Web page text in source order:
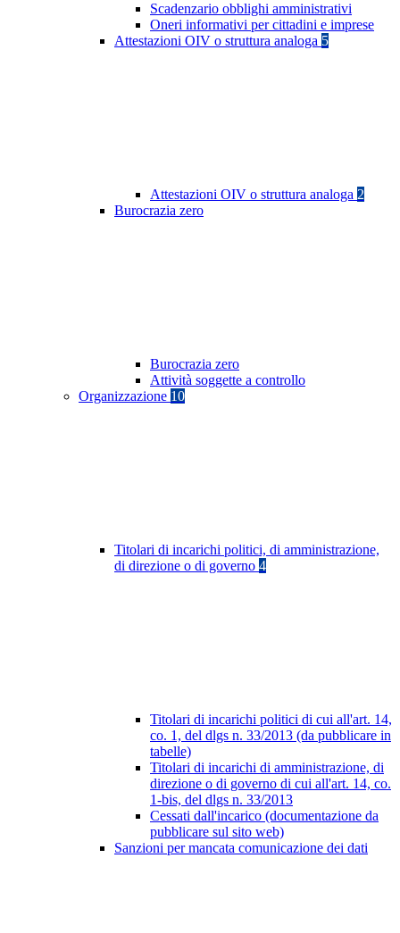
Scadenzario obblighi amministrativi
Oneri informativi per cittadini e imprese
Attestazioni OIV o struttura analoga 5
Attestazioni OIV o struttura analoga 2
Burocrazia zero
Burocrazia zero
Attività soggette a controllo
Organizzazione 10
Titolari di incarichi politici, di amministrazione,
di direzione o di governo 4
Titolari di incarichi politici di cui all'art. 14,
co. 1, del dlgs n. 33/2013 (da pubblicare in
tabelle)
Titolari di incarichi di amministrazione, di
direzione o di governo di cui all'art. 14, co.
1-bis, del dlgs n. 33/2013
Cessati dall'incarico (documentazione da
pubblicare sul sito web)
Sanzioni per mancata comunicazione dei dati